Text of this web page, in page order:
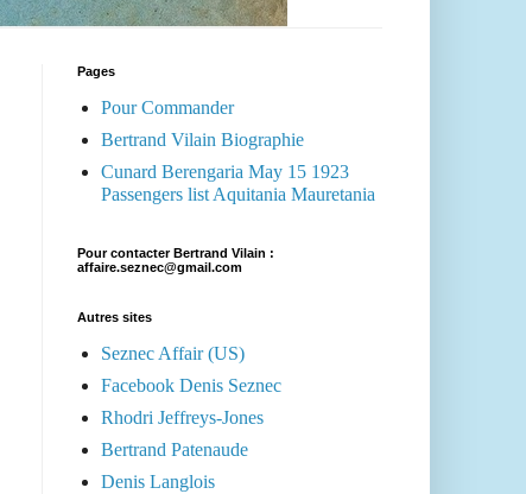
Pages
Pour Commander
Bertrand Vilain Biographie
Cunard Berengaria May 15 1923
Passengers list Aquitania Mauretania
Pour contacter Bertrand Vilain :
affaire.seznec@gmail.com
Autres sites
Seznec Affair (US)
Facebook Denis Seznec
Rhodri Jeffreys-Jones
Bertrand Patenaude
Denis Langlois